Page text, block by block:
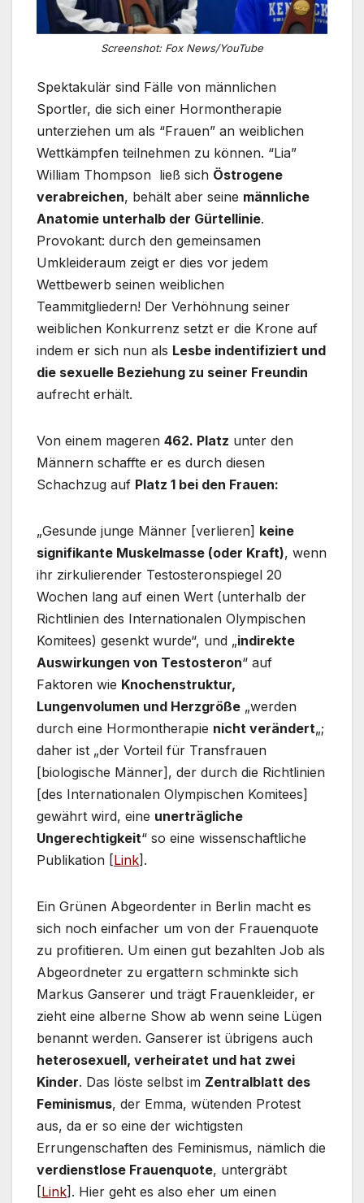
Screenshot: Fox News/YouTube
Spektakulär sind Fälle von männlichen
Sportler, die sich einer Hormontherapie
unterziehen um als “Frauen” an weiblichen
Wettkämpfen teilnehmen zu können. “Lia”
William Thompson ließ sich Östrogene
verabreichen, behält aber seine männliche
Anatomie unterhalb der Gürtellinie.
Provokant: durch den gemeinsamen
Umkleideraum zeigt er dies vor jedem
Wettbewerb seinen weiblichen
Teammitgliedern! Der Verhöhnung seiner
weiblichen Konkurrenz setzt er die Krone auf
indem er sich nun als Lesbe indentifiziert und
die sexuelle Beziehung zu seiner Freundin
aufrecht erhält.
Von einem mageren 462. Platz unter den
Männern schaffte er es durch diesen
Schachzug auf Platz 1 bei den Frauen:
„Gesunde junge Männer [verlieren] keine
signifikante Muskelmasse (oder Kraft), wenn
ihr zirkulierender Testosteronspiegel 20
Wochen lang auf einen Wert (unterhalb der
Richtlinien des Internationalen Olympischen
Komitees) gesenkt wurde“, und „indirekte
Auswirkungen von Testosteron“ auf
Faktoren wie Knochenstruktur,
Lungenvolumen und Herzgröße „werden
durch eine Hormontherapie nicht verändert„;
daher ist „der Vorteil für Transfrauen
[biologische Männer], der durch die Richtlinien
[des Internationalen Olympischen Komitees]
gewährt wird, eine unerträgliche
Ungerechtigkeit“ so eine wissenschaftliche
Publikation [Link].
Ein Grünen Abgeordenter in Berlin macht es
sich noch einfacher um von der Frauenquote
zu profitieren. Um einen gut bezahlten Job als
Abgeordneter zu ergattern schminkte sich
Markus Ganserer und trägt Frauenkleider, er
zieht eine alberne Show ab wenn seine Lügen
benannt werden. Ganserer ist übrigens auch
heterosexuell, verheiratet und hat zwei
Kinder. Das löste selbst im Zentralblatt des
Feminismus, der Emma, wütenden Protest
aus, da er so eine der wichtigsten
Errungenschaften des Feminismus, nämlich die
verdienstlose Frauenquote, untergräbt
[Link]. Hier geht es also eher um einen